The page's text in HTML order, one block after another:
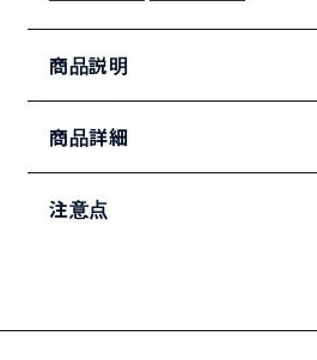
商品説明
商品詳細
注意点